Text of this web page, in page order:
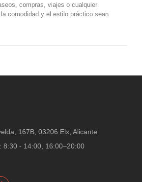
compras, viajes o cualquier
comodidad y el estilo práctico sean
167B, 03206 Elx, Alicante
8:30 - 14:00, 16:00–20:00